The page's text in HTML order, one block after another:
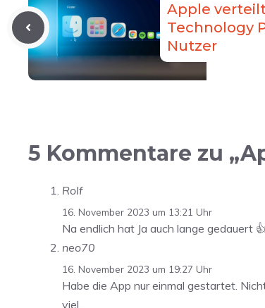
Apple
Technology
Nutzer
5 Kommentare zu
Rolf
16. November 2023 um 13:21 Uhr
Na endlich hat Ja auch lange gedauert
neo70
16. November 2023 um 19:27 Uhr
Habe die App nur einmal gestartet.
viel.